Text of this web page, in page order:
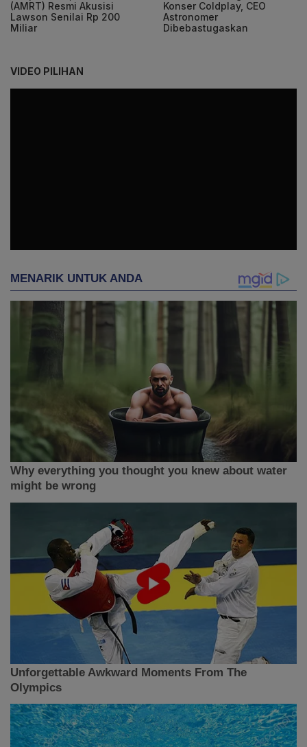
(AMRT) Resmi Akusisi
Lawson Senilai Rp 200
Miliar
Konser Coldplay, CEO
Astronomer
Dibebastugaskan
VIDEO PILIHAN